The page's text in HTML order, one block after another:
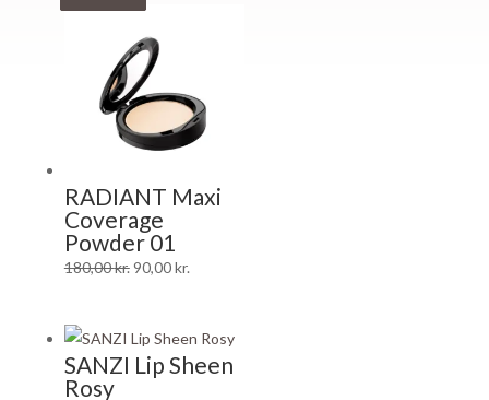
RADIANT Maxi
Coverage
Powder 01
180,00kr.Den
var:
180,00 kr..
90,00kr.
90,00 kr..
SANZI Lip Sheen
Rosy